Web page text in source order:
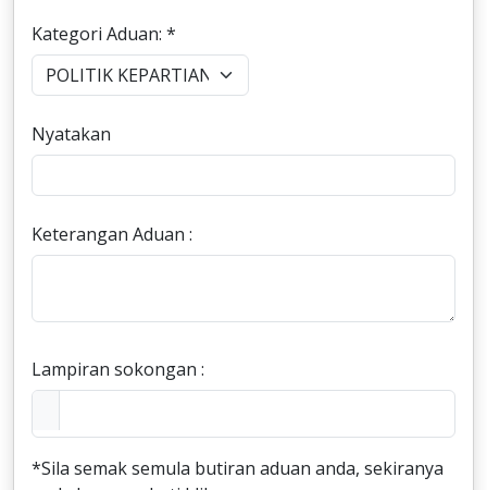
Kategori Aduan: *
Nyatakan
Keterangan Aduan :
Lampiran sokongan :
*Sila semak semula butiran aduan anda, sekiranya